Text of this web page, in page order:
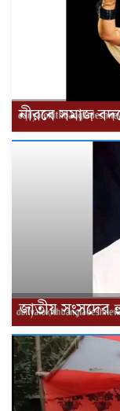
নীরবে সমাজ
জাতীয়